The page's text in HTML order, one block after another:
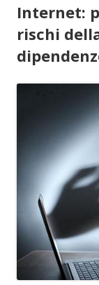
Internet:
rischi